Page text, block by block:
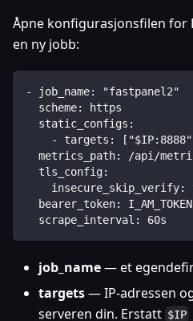
Åpne konfigurasjonsfilen for
en ny jobb:
- job_name: "fastpanel2"
  scheme: https
  static_configs:
- targets:
metrics_path: /api/
  tls_config:
insecure_skip_verify:
  bearer_token: I_AM_TOKEN
  scrape_interval: 60s
job_name— et
targets— IP-adressen
serveren din. Erstatt $IP